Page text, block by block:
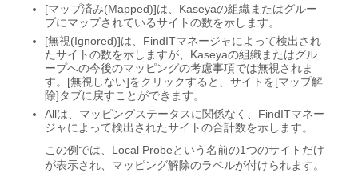
[マップ済み(Mapped)]は、Kaseyaの組織またはグルー
プにマップされているサイトの数を示します。
[無視(Ignored)]は、FindITマネージャによって検出され
たサイトの数を示しますが、Kaseyaの組織またはグル
ープへの今後のマッピングの考慮事項では無視されま
す。[無視しない]をクリックすると、サイトを[マップ解
除]タブに戻すことができます。
Allは、マッピングステータスに関係なく、FindITマネー
ジャによって検出されたサイトの合計数を示します。
この例では、Local Probeという名前の1つのサイトだけ
が表示され、マッピング解除のラベルが付けられます。